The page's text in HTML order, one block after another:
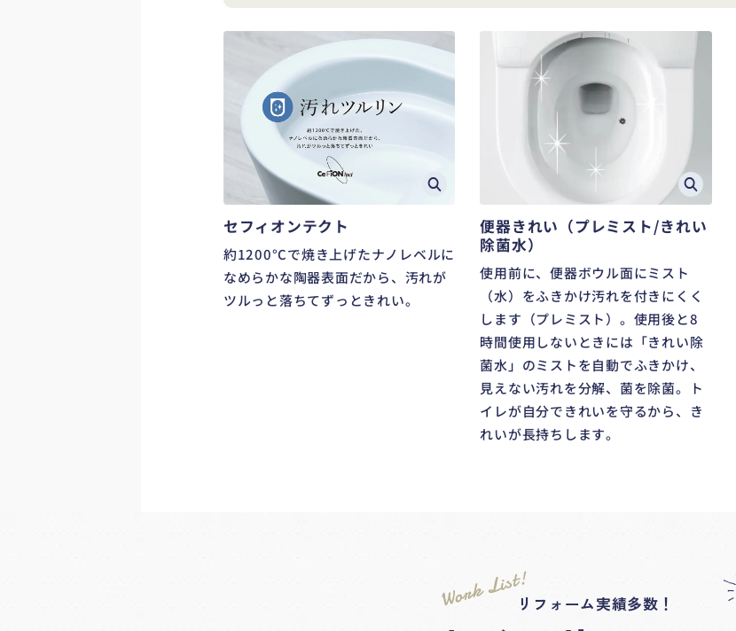
セフィオンテクト
約1200°Cで焼き上げたナノレベルに
なめらかな陶器表面だから、汚れが
ツルっと落ちてずっときれい。
便器きれい（プレミスト/きれい
除菌水）
使用前に、便器ボウル面にミスト
（水）をふきかけ汚れを付きにくく
します（プレミスト）。使用後と8
時間使用しないときには「きれい除
菌水」のミストを自動でふきかけ、
見えない汚れを分解、菌を除菌。ト
イレが自分できれいを守るから、き
れいが長持ちします。
Work List!リフォーム実績多数！